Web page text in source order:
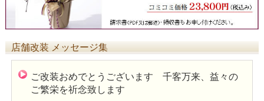
店舗改装 メッセージ集
ご改装おめでとうございます 千客万来、益々の
ご繁栄を祈念致します